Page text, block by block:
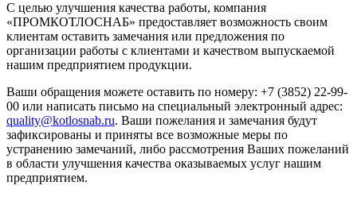
С целью улучшения качества работы, компания
«ПРОМКОТЛОСНАБ» предоставляет возможность своим
клиентам оставить замечания или предложения по
организации работы с клиентами и качеством выпускаемой
нашим предприятием продукции.
Ваши обращения можете оставить по номеру: +7 (3852) 22-99-
00 или написать письмо на специальный электронный адрес:
quality@kotlosnab.ru. Ваши пожелания и замечания будут
зафиксированы и приняты все возможные меры по
устранению замечаний, либо рассмотрения Ваших пожеланий
в области улучшения качества оказываемых услуг нашим
предприятием.